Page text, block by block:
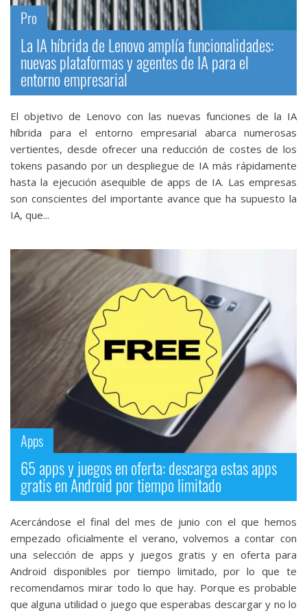
Operadores
Trucos
y
Tutoriales
Ciberseguridad
Sistemas
operativos
Profesional
+
Más
Sorteos
Contacto
Sobre
nosotros
/
Publicidad
/
Cambiar
opciones
de
Pro
La IA híbrida de Lenovo amplía funcionalidades:
nuevas plataformas y agentes de IA para el
entorno empresarial
El objetivo de Lenovo con las nuevas funciones de la IA
híbrida para el entorno empresarial abarca numerosas
vertientes, desde ofrecer una reducción de costes de los
tokens pasando por un despliegue de IA más rápidamente
hasta la ejecución asequible de apps de IA. Las empresas
son conscientes del importante avance que ha supuesto la
IA, que...
Apps
65 apps y juegos en oferta: descarga estas apps
gratis en Android por tiempo limitado
Acercándose el final del mes de junio con el que hemos
empezado oficialmente el verano, volvemos a contar con
una selección de apps y juegos gratis y en oferta para
Android disponibles por tiempo limitado, por lo que te
recomendamos mirar todo lo que hay. Porque es probable
que alguna utilidad o juego que esperabas descargar y no lo